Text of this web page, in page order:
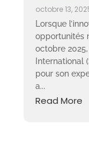
octobre 13,
Lorsque
opportunités
octobre
International
pour son
a...
Read More